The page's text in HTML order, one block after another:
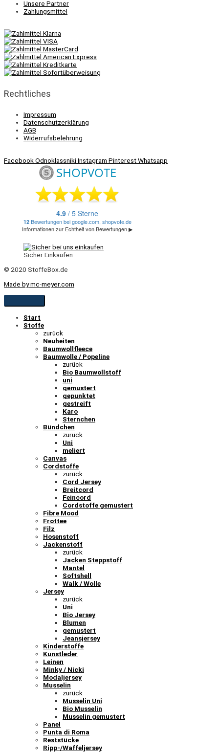
Unsere Partner
Zahlungsmittel
Rechtliches
Impressum
Datenschutzerklärung
AGB
Widerrufsbelehrung
FacebookOdnoklassnikiInstagram PinterestWhatsapp
Sicher Einkaufen
© 2020 StoffeBox.de
Made by mc-meyer.com
Start
Stoffe
zurück
Neuheiten
Baumwollfleece
Baumwolle / Popeline
zurück
Bio Baumwollstoff
uni
gemustert
gepunktet
gestreift
Karo
Sternchen
Bündchen
zurück
Uni
meliert
Canvas
Cordstoffe
zurück
Cord Jersey
Breitcord
Feincord
Cordstoffe gemustert
Fibre Mood
Frottee
Filz
Hosenstoff
Jackenstoff
zurück
Jacken Steppstoff
Mantel
Softshell
Walk / Wolle
Jersey
zurück
Uni
Bio Jersey
Blumen
gemustert
Jeansjersey
Kinderstoffe
Kunstleder
Leinen
Minky / Nicki
Modaljersey
Musselin
zurück
Musselin Uni
Bio Musselin
Musselin gemustert
Panel
Punta di Roma
Reststücke
Ripp-/Waffeljersey